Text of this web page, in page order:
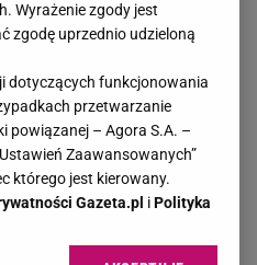
Wyrażenie zgody jest
zgodę uprzednio udzieloną
dotyczących funkcjonowania
przetwarzanie
powiązanej – Agora S.A. –
Zaawansowanych”
którego jest kierowany.
Gazeta.pl iPolityka